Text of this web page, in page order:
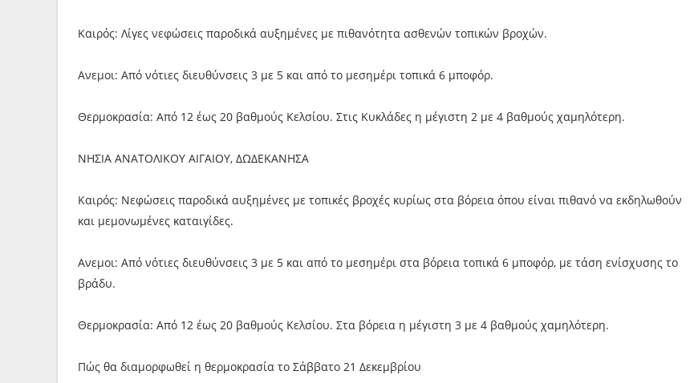
Καιρός: Λίγες νεφώσεις παροδικά αυξημένες με πιθανότητα ασθενών τοπικών βροχών.
Ανεμοι: Από νότιες διευθύνσεις 3 με 5 και από το μεσημέρι τοπικά 6 μποφόρ.
Θερμοκρασία: Από 12 έως 20 βαθμούς Κελσίου. Στις Κυκλάδες η μέγιστη 2 με 4 βαθμούς χαμηλότερη.
ΝΗΣΙΑ ΑΝΑΤΟΛΙΚΟΥ ΑΙΓΑΙΟΥ, ΔΩΔΕΚΑΝΗΣΑ
Καιρός: Νεφώσεις παροδικά αυξημένες με τοπικές βροχές κυρίως στα βόρεια όπου είναι πιθανό να εκδηλωθούν
και μεμονωμένες καταιγίδες.
Ανεμοι: Από νότιες διευθύνσεις 3 με 5 και από το μεσημέρι στα βόρεια τοπικά 6 μποφόρ, με τάση ενίσχυσης το
βράδυ.
Θερμοκρασία: Από 12 έως 20 βαθμούς Κελσίου. Στα βόρεια η μέγιστη 3 με 4 βαθμούς χαμηλότερη.
Πώς θα διαμορφωθεί η θερμοκρασία το Σάββατο 21 Δεκεμβρίου